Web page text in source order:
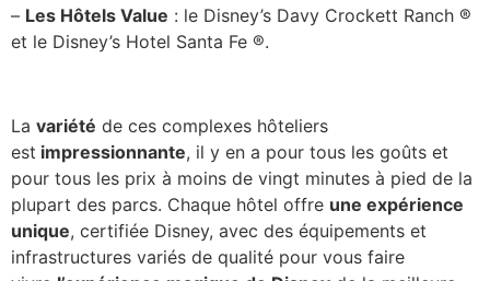
– Les Hôtels Value : le Disney’s Davy Crockett Ranch ®
et le Disney’s Hotel Santa Fe ®.
La variété de ces complexes hôteliers
est impressionnante, il y en a pour tous les goûts et
pour tous les prix à moins de vingt minutes à pied de la
plupart des parcs. Chaque hôtel offre une expérience
unique, certifiée Disney, avec des équipements et
infrastructures variés de qualité pour vous faire